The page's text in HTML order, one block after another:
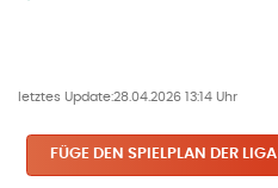
letztes Update:28.04.2026 13:14 Uhr
FÜGE DEN SPIELPLAN DER LIGA